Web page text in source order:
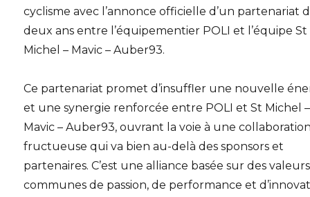
cyclisme avec l’annonce officielle d’un partenariat
deux ans entre l’équipementier POLI et l’équipe St
Michel – Mavic – Auber93.
Ce partenariat promet d’insuffler une nouvelle
et une synergie renforcée entre POLI et St Michel –
Mavic – Auber93, ouvrant la voie à une
fructueuse qui va bien au-delà des sponsors et
partenaires. C’est une alliance basée sur des valeurs
communes de passion, de performance et